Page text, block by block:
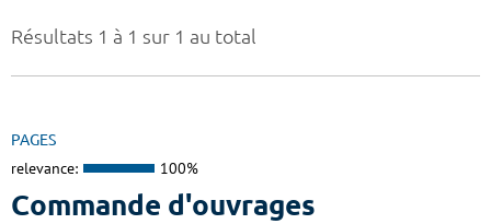
Résultats 1 à 1 sur 1 au total
PAGES
relevance: 100%
Commande d'ouvrages